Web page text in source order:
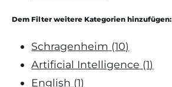
Dem Filter weitere Kategorien hinzufügen:
Schragenheim (10)
Artificial Intelligence (1)
English (1)